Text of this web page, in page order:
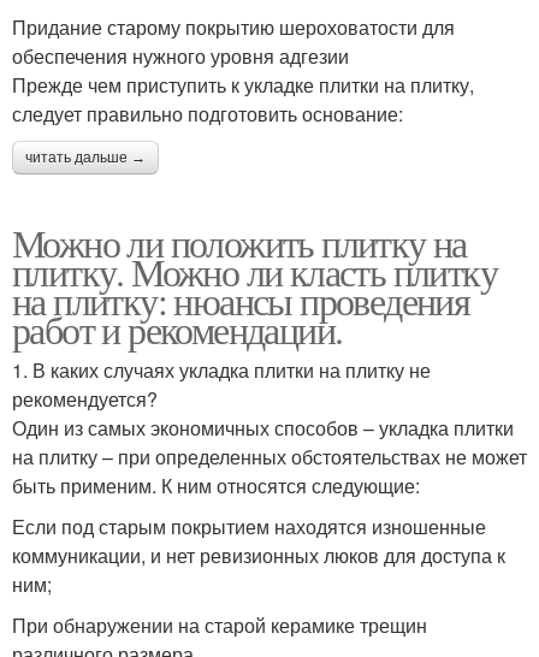
Придание старому покрытию шероховатости для
обеспечения нужного уровня адгезии
Прежде чем приступить к укладке плитки на плитку,
следует правильно подготовить основание:
читать дальше →
Можно ли положить плитку на
плитку. Можно ли класть плитку
на плитку: нюансы проведения
работ и рекомендации.
1. В каких случаях укладка плитки на плитку не
рекомендуется?
Один из самых экономичных способов – укладка плитки
на плитку – при определенных обстоятельствах не может
быть применим. К ним относятся следующие:
Если под старым покрытием находятся изношенные
коммуникации, и нет ревизионных люков для доступа к
ним;
При обнаружении на старой керамике трещин